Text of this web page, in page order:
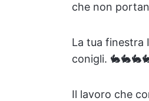
che non
La tua finestra
conigli.
Il lavoro che